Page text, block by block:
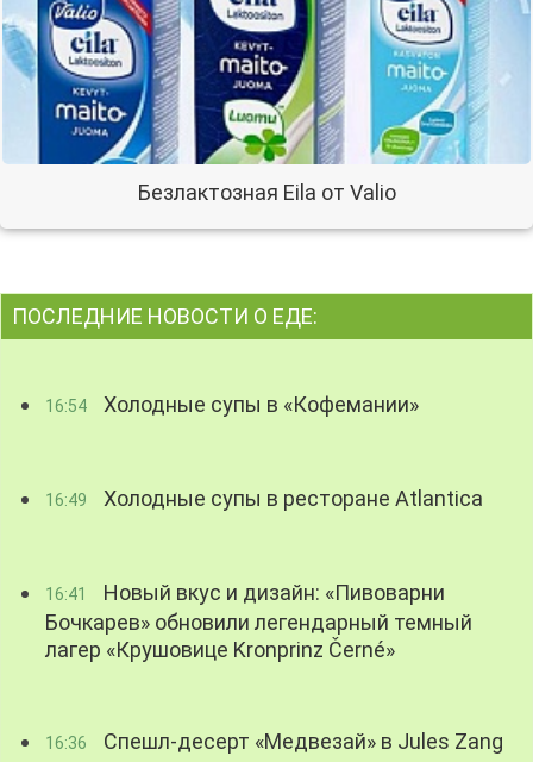
Безлактозная Eila от Valio
ПОСЛЕДНИЕ НОВОСТИ О ЕДЕ:
16:54 Холодные супы в «Кофемании»
16:49 Холодные супы в ресторане Atlantica
16:41
Новый вкус и дизайн: «Пивоварни
Бочкарев» обновили легендарный темный
лагер «Крушовице Kronprinz Černé»
16:36 Спешл-десерт «Медвезай» в Jules Zang